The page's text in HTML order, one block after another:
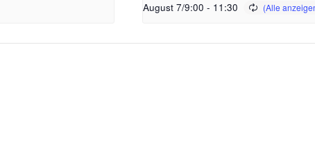
August 7/9:00 - 11:30